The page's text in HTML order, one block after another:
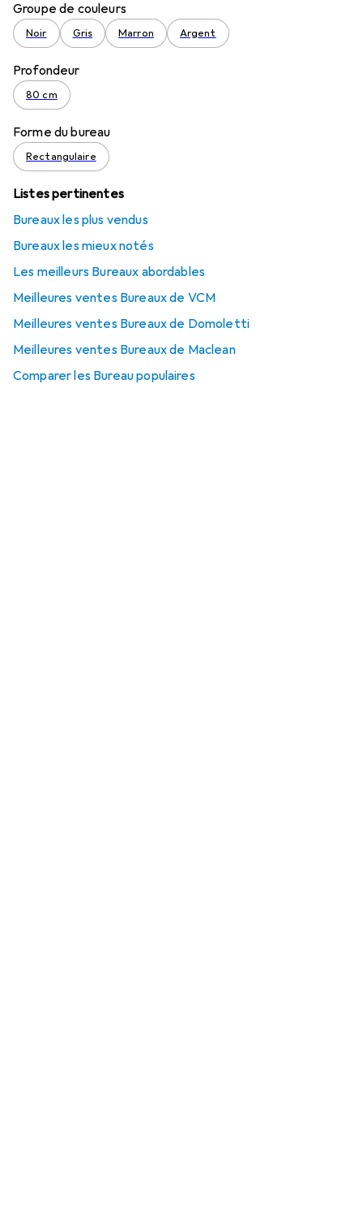
Groupe de couleurs
Noir Gris Marron Argent
Profondeur
80 cm
Forme du bureau
Rectangulaire
Listes pertinentes
Bureaux les plus vendus
Bureaux les mieux notés
Les meilleurs Bureaux abordables
Meilleures ventes Bureaux de VCM
Meilleures ventes Bureaux de Domoletti
Meilleures ventes Bureaux de Maclean
Comparer les Bureau populaires